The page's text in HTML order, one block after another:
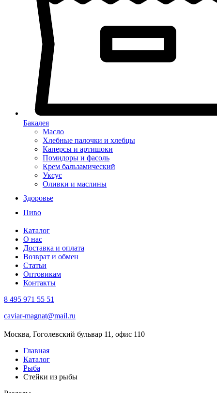
Бакалея
Масло
Хлебные палочки и хлебцы
Каперсы и артишоки
Помидоры и фасоль
Крем бальзамический
Уксус
Оливки и маслины
Здоровье
Пиво
Каталог
О нас
Доставка и оплата
Возврат и обмен
Статьи
Оптовикам
Контакты
8 495 971 55 51
caviar-magnat@mail.ru
Москва, Гоголевский бульвар 11, офис 110
Главная
Каталог
Рыба
Стейки из рыбы